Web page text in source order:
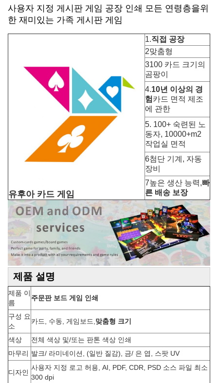
사용자 지정 게시판 게임 공장 인쇄 모든 연령층을위
한 재미있는 가족 게시판 게임
유후아 카드 게임
1.직접 공장
2맞춤형
3100 카드 크기의
곰팡이
4.10년 이상의 경
험 카드 면적 제조
에 관한
5. 100+ 숙련된 노
동자, 10000+m2
작업실 면적
6첨단 기계, 자동
장비
7높은 생산 능력,빠
른 배송 보장
제품 설명
제품 이
름
주문판 보드 게임 인쇄
구성 요
소
카드, 수동, 게임보드, 맞춤형 크기
색상
전체 색상 및/또는 판톤 색상 인쇄
마무리 발크/ 라미네이션, (일반 질감), 금/ 은 엽, 스팟 UV
디자인
사용자 지정 로고 허용, AI, PDF, CDR, PSD 소스 파일 최소
300 dpi